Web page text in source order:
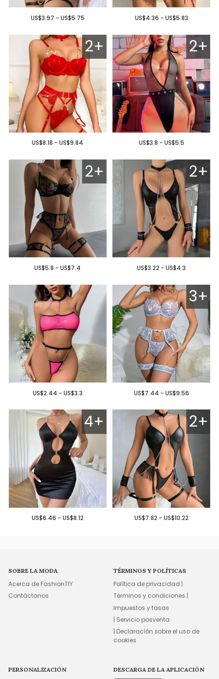
US$3.97 - US$5.75 US$4.36 - US$5.83
2+
US$8.18 - US$9.84
2+
US$3.8 - US$5.5
2+
US$5.8 - US$7.4
2+
US$3.22 - US$4.3
US$2.44 - US$3.3
3+
US$7.44 - US$9.56
4+
US$6.46 - US$8.12
2+
US$7.82 - US$10.22
SOBRE LA MODA
Acerca de FashionTIY
Contáctanos
TÉRMINOS Y POLÍTICAS
Política de privacidad |
Términos y condiciones |
Impuestos y tasas
| Servicio posventa
| Declaración sobre el uso de
cookies
PERSONALIZACIÓN DESCARGA DE LA APLICACIÓN